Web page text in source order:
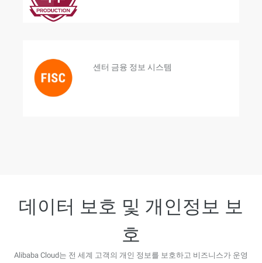
센터 금융 정보 시스템
데이터 보호 및 개인정보 보
호
Alibaba Cloud는 전 세계 고객의 개인 정보를 보호하고 비즈니스가 운영